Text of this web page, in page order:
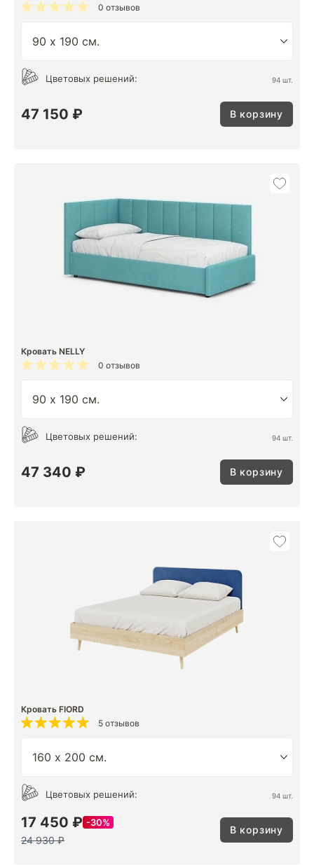
0 отзывов
Цветовых решений: 94 шт.
47 150 ₽ В корзину
Кровать NELLY
0 отзывов
Цветовых решений: 94 шт.
47 340 ₽ В корзину
Кровать FIORD
5 отзывов
Цветовых решений: 94 шт.
17 450 ₽ 30%
24 930 ₽
В корзину